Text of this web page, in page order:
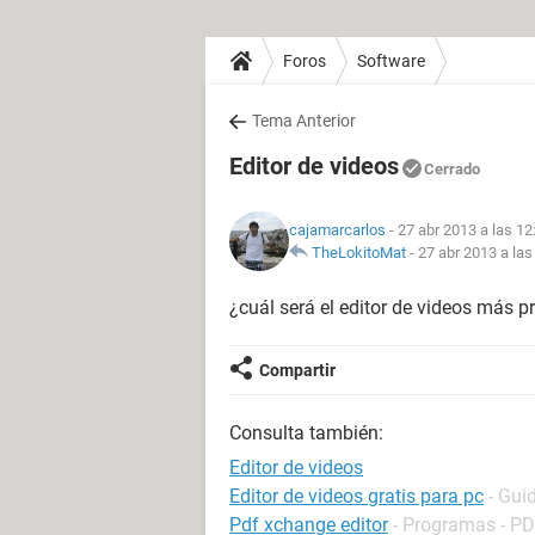
Foros Software
Tema Anterior
Editor de videos Cerrado
cajamarcarlos - 27 abr 2013 a las
TheLokitoMat - 27 abr 2013 a
¿cuál será el editor de videos más
Compartir
Consulta también:
Editor de videos
Editor de videos gratis para pc -
Pdf xchange editor - Programas -